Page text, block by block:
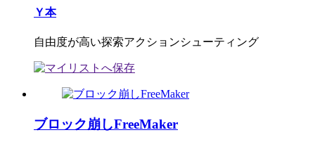
Ｙ本
自由度が高い探索アクションシューティング
ブロック崩しFreeMaker